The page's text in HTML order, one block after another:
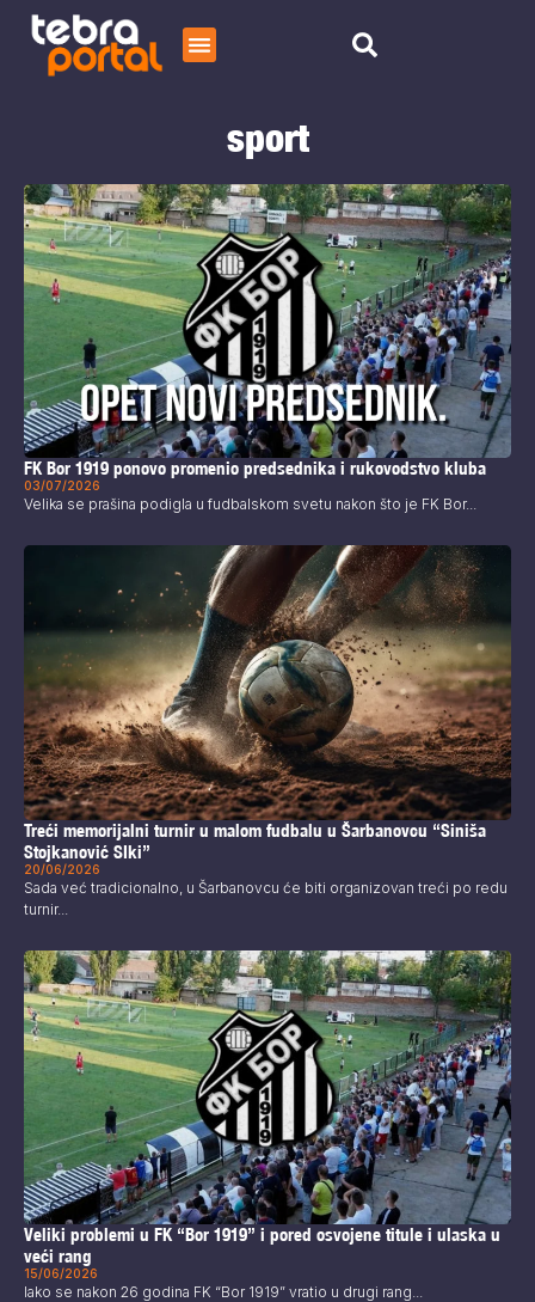
sport
FK Bor 1919 ponovo promenio predsednika i rukovodstvo kluba
03/07/2026
Velika se prašina podigla u fudbalskom svetu nakon što je FK Bor...
Treći memorijalni turnir u malom fudbalu u Šarbanovcu “Siniša
Stojkanović SIki”
20/06/2026
Sada već tradicionalno, u Šarbanovcu će biti organizovan treći po redu
turnir...
Veliki problemi u FK “Bor 1919” i pored osvojene titule i ulaska u
veći rang
15/06/2026
Iako se nakon 26 godina FK “Bor 1919” vratio u drugi rang...